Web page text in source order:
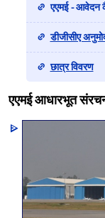
एएमई - आवेदन
डीजीसीए
छात्र विवरण
एएमई आधारभूत